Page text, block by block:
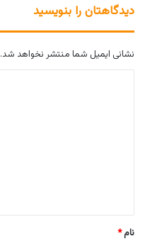
دیدگاهتان را بنویسید
نشانی ایمیل شما منتشر نخواهد شد.
نام*